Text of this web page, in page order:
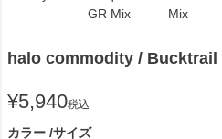
GR Mix
Mix
halo commodity / Bucktrail
¥5,940税込
カラー サイズ